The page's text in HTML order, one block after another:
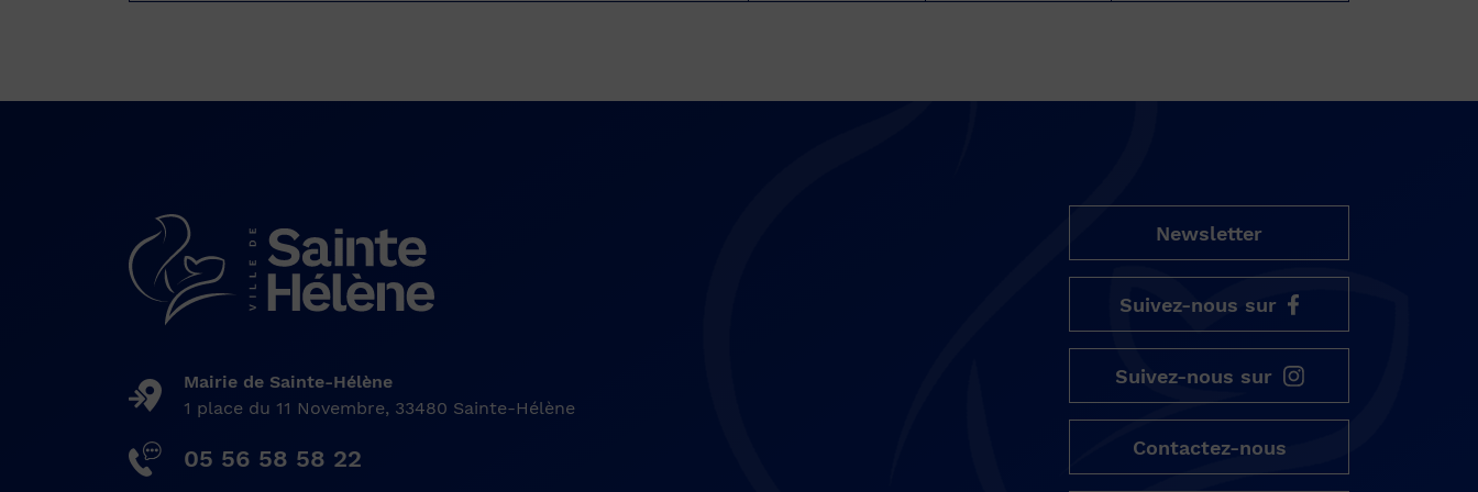
Mairie de Sainte-Hélène
1 place du 11 Novembre, 33480 Sainte-Hélène
05 56 58 58 22
Newsletter
Suivez-nous sur
Suivez-nous sur
Contactez-nous